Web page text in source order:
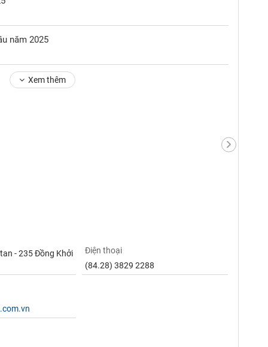
năm 2025
Xem thêm
- 235 Đồng Khởi
Điện thoại
(84.28) 3829 2288